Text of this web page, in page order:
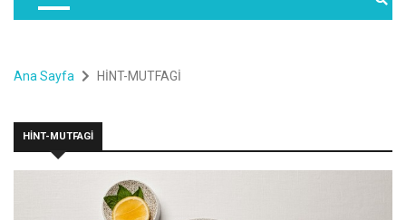
Ana Sayfa HİNT-MUTFAGİ
HİNT-MUTFAGİ